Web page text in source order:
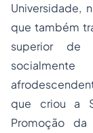
Universidade,
que também
superior de
que criou a
Promoção